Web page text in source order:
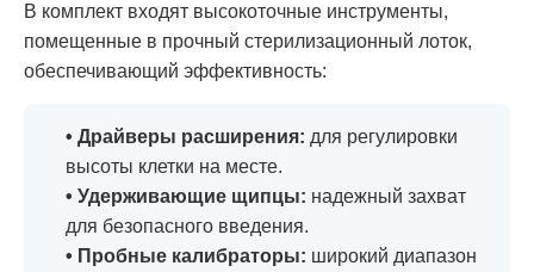
В комплект входят высокоточные инструменты,
помещенные в прочный стерилизационный лоток,
обеспечивающий эффективность:
• Драйверы расширения: для регулировки
высоты клетки на месте.
• Удерживающие щипцы: надежный захват
для безопасного введения.
• Пробные калибраторы: широкий диапазон